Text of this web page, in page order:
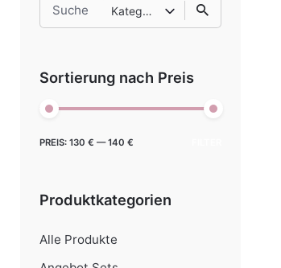
for
Kategorie auswählen
Sortierung nach Preis
Min.
Max.
PREIS: 130 € —140 €
Produktkategorien
Alle Produkte